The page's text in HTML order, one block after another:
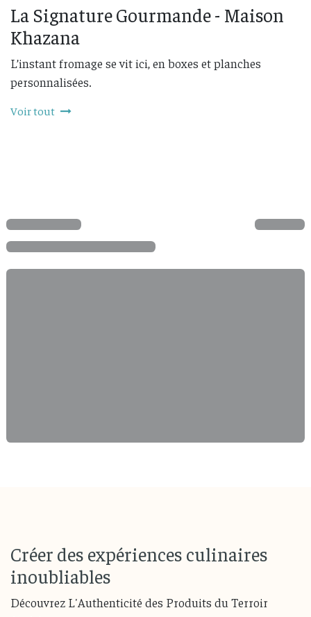
La Signature Gourmande - Maison
Khazana
L’instant fromage se vit ici, en boxes et planches
personnalisées.
Voir tout
Créer des expériences culinaires
inoubliables
Découvrez L'Authenticité des Produits du Terroir